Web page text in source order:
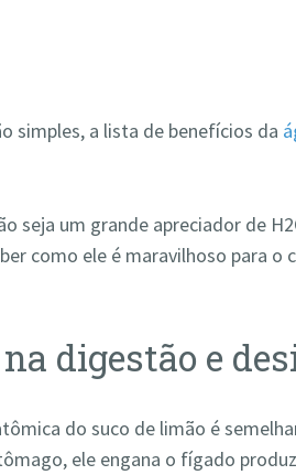
simples, a lista de benefícios da
seja um grande apreciador de
como ele é maravilhoso para o
digestão e
do suco de limão é
ele engana o fígado